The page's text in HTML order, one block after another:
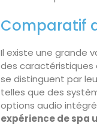
Comparatif
Il existe une grande
des caractéristiques
se distinguent par
telles que des
options audio
expérience de spa